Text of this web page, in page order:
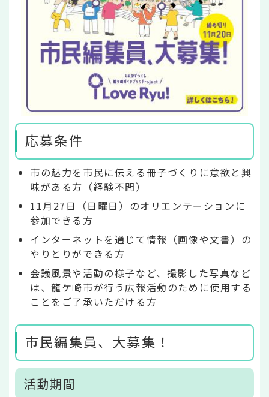
応募条件
市の魅力を市民に伝える冊子づくりに意欲と興
味がある方（経験不問）
11月27日（日曜日）のオリエンテーションに
参加できる方
インターネットを通じて情報（画像や文書）の
やりとりができる方
会議風景や活動の様子など、撮影した写真など
は、龍ケ崎市が行う広報活動のために使用する
ことをご了承いただける方
市民編集員、大募集！
活動期間